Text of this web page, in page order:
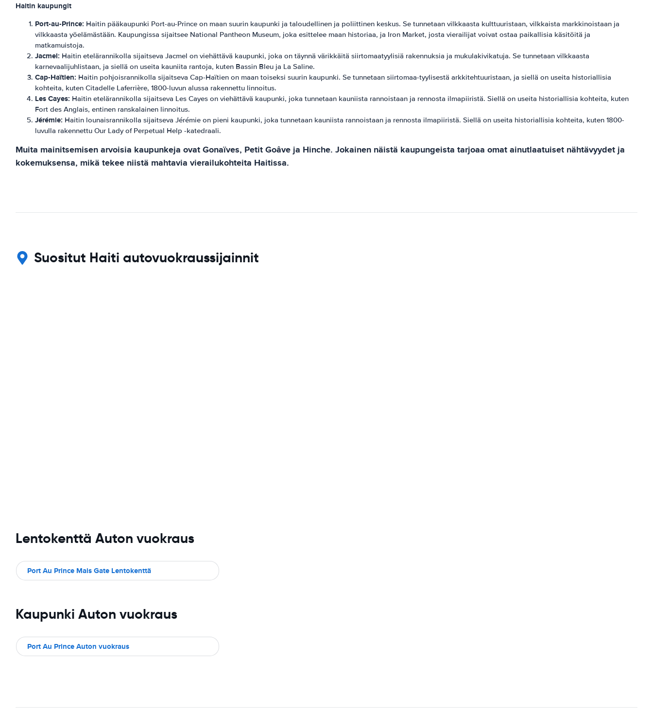
Haitin kaupungit
Port-au-Prince: Haitin pääkaupunki Port-au-Prince on maan suurin kaupunki ja taloudellinen ja poliittinen keskus. Se tunnetaan vilkkaasta kulttuuristaan, vilkkaista markkinoistaan ​​ja
vilkkaasta yöelämästään. Kaupungissa sijaitsee National Pantheon Museum, joka esittelee maan historiaa, ja Iron Market, josta vierailijat voivat ostaa paikallisia käsitöitä ja
matkamuistoja.
Jacmel: Haitin etelärannikolla sijaitseva Jacmel on viehättävä kaupunki, joka on täynnä värikkäitä siirtomaatyylisiä rakennuksia ja mukulakivikatuja. Se tunnetaan vilkkaasta
karnevaalijuhlistaan, ja siellä on useita kauniita rantoja, kuten Bassin Bleu ja La Saline.
Cap-Haïtien: Haitin pohjoisrannikolla sijaitseva Cap-Haïtien on maan toiseksi suurin kaupunki. Se tunnetaan siirtomaa-tyylisestä arkkitehtuuristaan, ja siellä on useita historiallisia
kohteita, kuten Citadelle Laferrière, 1800-luvun alussa rakennettu linnoitus.
Les Cayes: Haitin etelärannikolla sijaitseva Les Cayes on viehättävä kaupunki, joka tunnetaan kauniista rannoistaan ​​ja rennosta ilmapiiristä. Siellä on useita historiallisia kohteita, kuten
Fort des Anglais, entinen ranskalainen linnoitus.
Jérémie: Haitin lounaisrannikolla sijaitseva Jérémie on pieni kaupunki, joka tunnetaan kauniista rannoistaan ​​ja rennosta ilmapiiristä. Siellä on useita historiallisia kohteita, kuten 1800-
luvulla rakennettu Our Lady of Perpetual Help -katedraali.
Muita mainitsemisen arvoisia kaupunkeja ovat Gonaïves, Petit Goâve ja Hinche. Jokainen näistä kaupungeista tarjoaa omat ainutlaatuiset nähtävyydet ja
kokemuksensa, mikä tekee niistä mahtavia vierailukohteita Haitissa.
Suositut Haiti autovuokraussijainnit
Lentokenttä Auton vuokraus
Port Au Prince Mais Gate Lentokenttä
Kaupunki Auton vuokraus
Port Au Prince Auton vuokraus